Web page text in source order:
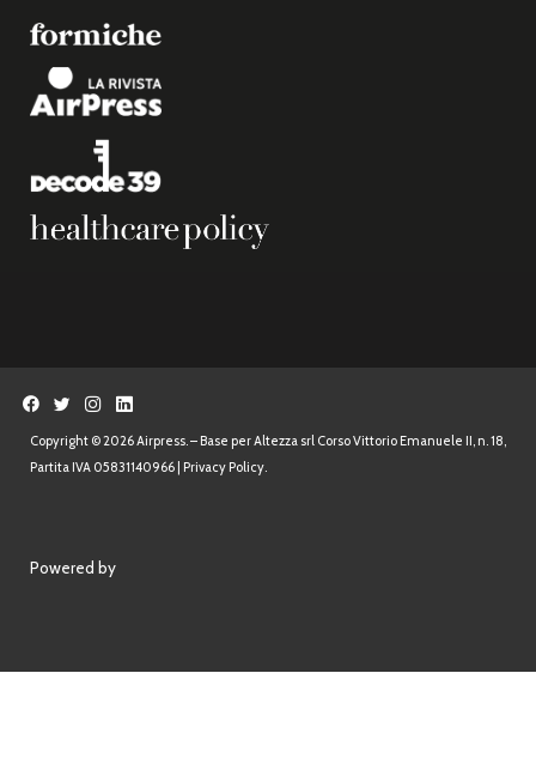
Copyright © 2026 Airpress. – Base per Altezza srl Corso Vittorio Emanuele II, n. 18,
Partita IVA 05831140966 | Privacy Policy.
Powered by